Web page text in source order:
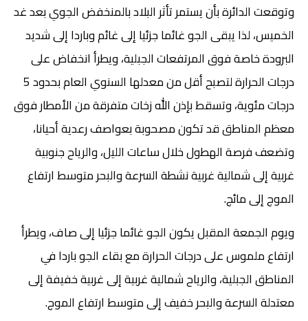
وتوقعت الدائرة بأن يستمر تأثر البلاد بالمنخفض الجوي بعد غد
الخميس، لذا يبقى الجو غائما جزئيا إلى غائم وباردا إلى شديد
البرودة خاصة فوق المرتفعات الجبلية، ويطرأ انخفاض على
درجات الحرارة لتصبح أقل من معدلها السنوي العام بحدود 5
درجات مئوية، وتسقط بإذن الله زخات متفرقة من الأمطار فوق
معظم المناطق قد تكون مصحوبة بعواصف رعدية أحيانا،
وتضعف فرصة الهطول خلال ساعات الليل، والرياح جنوبية
غربية إلى شمالية غربية نشطة السرعة والبحر متوسط ارتفاع
الموج إلى مائج.
ويوم الجمعة المقبل يكون الجو غائما جزئيا إلى صاف، ويطرأ
ارتفاع ملموس على درجات الحرارة مع بقاء الجو باردا في
المناطق الجبلية، والرياح شمالية غربية إلى غربية خفيفة إلى
معتدلة السرعة والبحر خفيف إلى متوسط ارتفاع الموج.